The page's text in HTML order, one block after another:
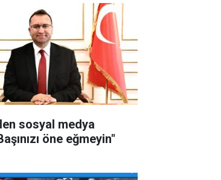
sosyal medya
öne eğmeyin"